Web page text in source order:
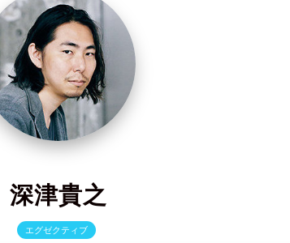
深津貴之
エグゼクティブ